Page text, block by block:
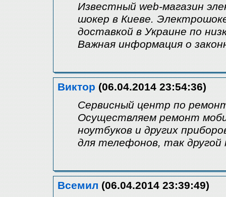
Известный web-магазин
шокер в Киеве.
доставкой в Украине по
Важная информация о
Виктор (06.04.2014 23:54:36)
Сервисный центр по
Осуществляем ремонт
ноутбуков и других
для телефонов, так другой
Всемил (06.04.2014 23:39:49)